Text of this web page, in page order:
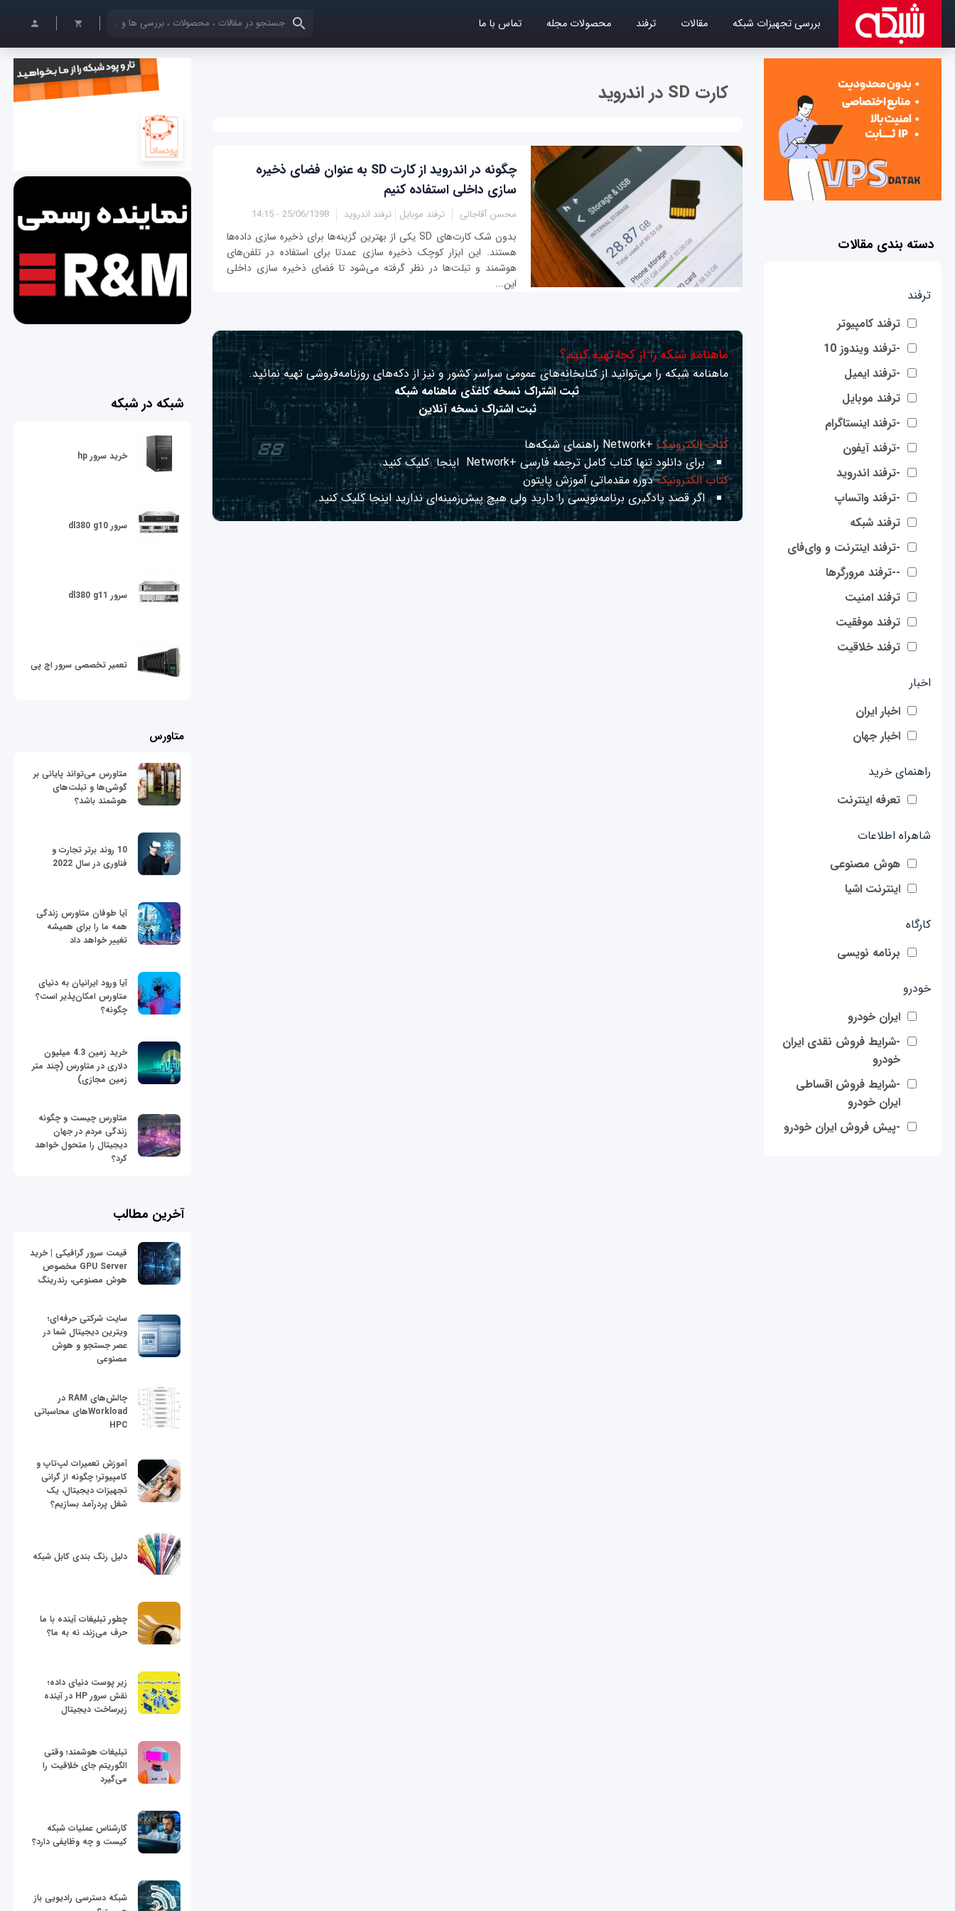
بررسی تجهیزات شبکه مقالات ترفند محصولات مجله تماس با ما کلمات کلیدی خود را وارد کنید
دسته بندی مقالات
ترفند
ترفند کامپیوتر
-ترفند ویندوز 10
-ترفند ایمیل
ترفند موبایل
-ترفند اینستاگرام
-ترفند آیفون
-ترفند اندروید
-ترفند واتساپ
ترفند شبکه
-ترفند اینترنت و وای‌فای
--ترفند مرورگرها
ترفند امنیت
ترفند موفقیت
ترفند خلاقیت
اخبار
اخبار ایران
اخبار جهان
راهنمای خرید
تعرفه اینترنت
شاهراه اطلاعات
هوش مصنوعی
اینترنت اشیا
کارگاه
برنامه نویسی
خودرو
ایران خودرو
-شرایط فروش نقدی ایران
خودرو
-شرایط فروش اقساطی
ایران خودرو
-پیش فروش ایران خودرو
کارت SD در اندروید
چگونه در اندروید از کارت SD به عنوان فضای ذخيره
سازی داخلی استفاده کنیم
محسن آقاجانی ترفند موبایل ترفند اندروید 25/06/1398 - 14:15
بدون شک کارت‌های SD یکی از بهترین گزینه‌ها برای ذخیره سازی داده‌ها
هستند. این ابزار کوچک ذخیره سازی عمدتا برای استفاده در تلفن‌های
هوشمند و تبلت‌ها در نظر گرفته می‌شود تا فضای ذخيره سازی داخلی
این...
ماهنامه شبکه را از کجا تهیه کنیم؟
ماهنامه شبکه را می‌توانید از کتابخانه‌های عمومی سراسر کشور و نیز از دکه‌های روزنامه‌فروشی تهیه نمائید.
ثبت اشتراک نسخه کاغذی ماهنامه شبکه
ثبت اشتراک نسخه آنلاین
کتاب الکترونیک +Network راهنمای شبکه‌ها
برای دانلود تنها کتاب کامل ترجمه فارسی +Network
اینجا کلیک کنید.
کتاب الکترونیکدوره مقدماتی آموزش پایتون
اگر قصد یادگیری برنامه‌نویسی را دارید ولی هیچ پیش‌زمینه‌ای نداریداینجا کلیک کنید.
شبکه در شبکه
خرید سرور hp
سرور dl380 g10
سرور dl380 g11
تعمیر تخصصی سرور اچ پی
متاورس
متاورس می‌تواند پایانی بر
گوشی‌ها و تبلت‌های
هوشمند باشد؟
10 روند برتر تجارت و
فناوری در سال 2022
آیا طوفان متاورس زندگی
همه ما را برای همیشه
تغییر خواهد داد
آیا ورود ایرانیان به دنیای
متاورس امکان‌پذیر است؟
چگونه؟
خرید زمین 4.3 میلیون
دلاری در متاورس (چند متر
زمین مجازی)
متاورس چیست و چگونه
زندگی مردم در جهان
دیجیتال را متحول خواهد
کرد؟
آخرین مطالب
قیمت سرور گرافیکی | خرید
GPU Server مخصوص
هوش مصنوعی، رندرینگ
سایت شرکتی حرفه‌ای؛
ویترین دیجیتال شما در
عصر جستجو و هوش
مصنوعی
چالش‌های RAM در
Workloadهای محاسباتی
HPC
آموزش تعمیرات لپ‌تاپ و
کامپیوتر؛ چگونه از گرانی
تجهیزات دیجیتال، یک
شغل پردرآمد بسازیم؟
دلیل رنگ بندی کابل شبکه
چطور تبلیغات آینده با ما
حرف می‌زند، نه به ما؟
زیر پوست دنیای داده؛
نقش سرور HP در آینده
زیرساخت دیجیتال
تبلیغات هوشمند؛ وقتی
الگوریتم جای خلاقیت را
می‌گیرد
کارشناس عملیات شبکه
کیست و چه وظایفی دارد؟
شبکه دسترسی رادیویی باز